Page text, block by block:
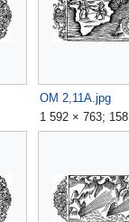
OM 2,11A.jpg
1 592 × 763;